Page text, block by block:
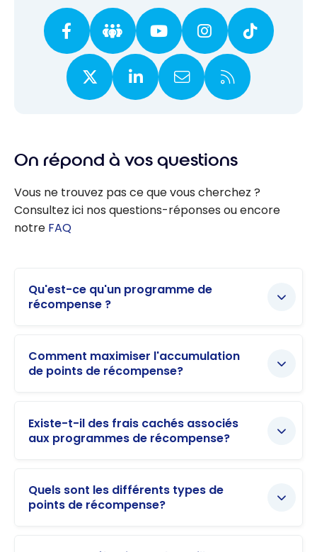
On répond à vos questions
Vous ne trouvez pas ce que vous cherchez ?
Consultez ici nos questions-réponses ou encore
notre FAQ
Qu'est-ce qu'un programme de
récompense ?
Comment maximiser l'accumulation
de points de récompense?
Existe-t-il des frais cachés associés
aux programmes de récompense?
Quels sont les différents types de
points de récompense?